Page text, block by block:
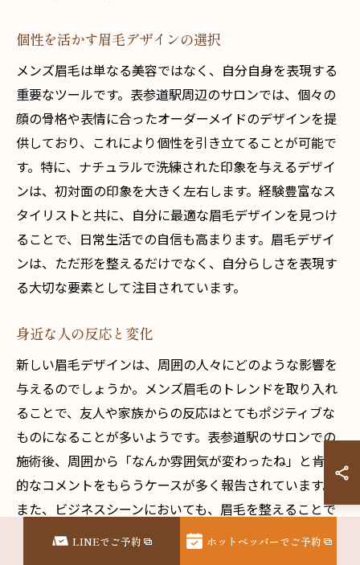
個性を活かす眉毛デザインの選択
メンズ眉毛は単なる美容ではなく、自分自身を表現する
重要なツールです。表参道駅周辺のサロンでは、個々の
顔の骨格や表情に合ったオーダーメイドのデザインを提
供しており、これにより個性を引き立てることが可能で
す。特に、ナチュラルで洗練された印象を与えるデザイ
ンは、初対面の印象を大きく左右します。経験豊富なス
タイリストと共に、自分に最適な眉毛デザインを見つけ
ることで、日常生活での自信も高まります。眉毛デザイ
ンは、ただ形を整えるだけでなく、自分らしさを表現す
る大切な要素として注目されています。
身近な人の反応と変化
新しい眉毛デザインは、周囲の人々にどのような影響を
与えるのでしょうか。メンズ眉毛のトレンドを取り入れ
ることで、友人や家族からの反応はとてもポジティブな
ものになることが多いようです。表参道駅のサロンでの
施術後、周囲から「なんか雰囲気が変わったね」と肯定
的なコメントをもらうケースが多く報告されています。
また、ビジネスシーンにおいても、眉毛を整えることで
自信を持ってコミュニケーションできるようになり、同
LINEでご予約 ホットペッパーでご予約